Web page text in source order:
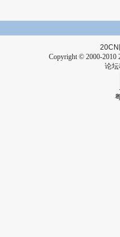
20CN
Copyright © 2000-2010
论